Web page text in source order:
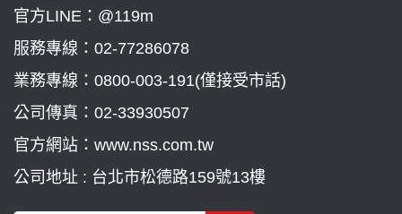
官方LINE：@119m
服務專線： 02-77286078
業務專線： 0800-003-191(僅接受市話)
公司傳真：02-33930507
官方網站：www.nss.com.tw
公司地址 : 台北市松德路159號13樓